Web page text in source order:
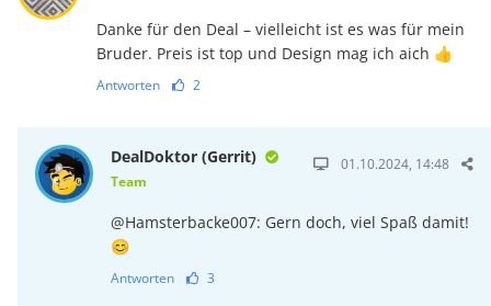
Danke für den Deal – vielleicht ist es was für mein
Bruder. Preis ist top und Design mag ich aich 👍
Antworten 2
DealDoktor (Gerrit)
Team
01.10.2024, 14:48
@Hamsterbacke007: Gern doch, viel Spaß damit!
😊
Antworten 3